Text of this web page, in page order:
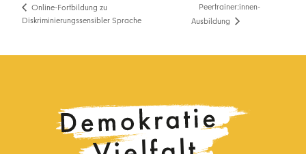
Online-Fortbildung zu
Diskriminierungssensibler Sprache
Peertrainer:innen-
Ausbildung